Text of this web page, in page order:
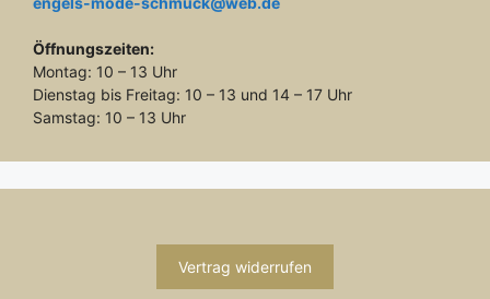
Öffnungszeiten:
Montag: 10 – 13 Uhr
Dienstag bis Freitag: 10 – 13 und 14 – 17 Uhr
Samstag: 10 – 13 Uhr
Vertrag widerrufen